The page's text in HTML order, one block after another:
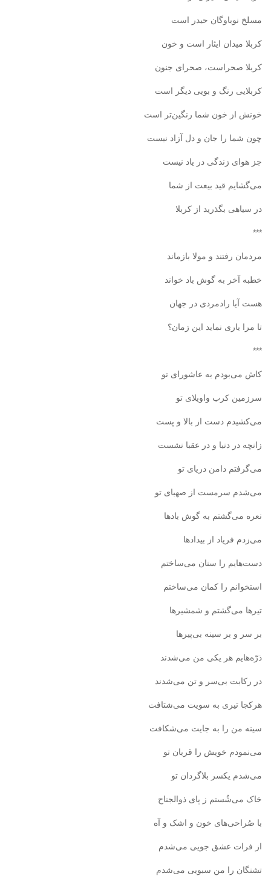
مسلخ نوباوگان حیدر است
کربلا میدان ایثار است و خون
کربلا صحراست، صحرای جنون
کربلایی رنگ و بویی دیگر است
خونش از خون شما رنگین‌تر است
چون شما را جان و دل آزاد نیست
جز هوای زندگی در یاد نیست
می‌گشایم قید بیعت از شما
در سیاهی بگذرید از کربلا
***
مردمان رفتند و مولا بازماند
خطبه‌ آخر به گوش باد خواند
هست آیا رادمردی در جهان
تا مرا یاری نماید این زمان؟
***
کاش می‌بودم به عاشورای تو
سرزمین کرب واویلای تو
می‌کشیدم دست از بالا و پست
زانچه در دنیا و در عقبا نشست
می‌گرفتم دامن دریای تو
می‌شدم سرمست از صهبای تو
نعره می‌گشتم به گوش بادها
می‌زدم فریاد از بیدادها
دست‌هایم را سنان می‌ساختم
استخوانم را کمان می‌ساختم
تیرها می‌گشتم و شمشیرها
بر سر و بر سینه بی‌پیرها
ذرّه‌هایم هر یکی من می‌شدند
در رکابت بی‌سر و تن می‌شدند
هرکجا تیری به سویت می‌شتافت
سینه من را به جایت می‌شکافت
می‌نمودم خویش را قربان تو
می‌شدم یکسر بلاگردان تو
خاک می‌شُستم ز پای ذوالجناح
با صُراحی‌های خون و اشک و آه
از فرات عشق جویی می‌شدم
تشنگان را من سبویی می‌شدم